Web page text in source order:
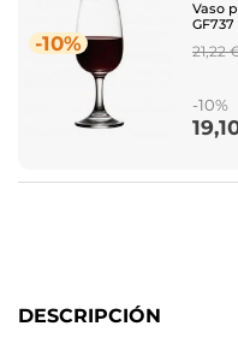
-10%
Vaso
GF737
21,22
-10%
Price
DESCRIPCIÓN